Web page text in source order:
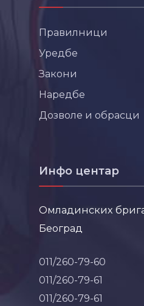
Правилници
Уредбе
Закони
Наредбе
Дозволе и обрасци
Инфо центар
Омладинских
Београд
011/260-79-60
011/260-79-61
011/260-79-61